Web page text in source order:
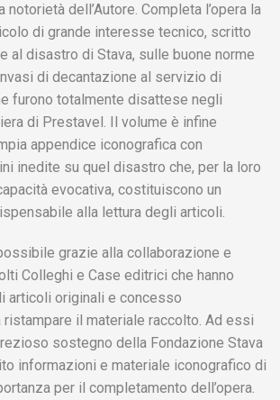
dell’Autore. Completa l’opera la
di grande interesse tecnico, scritto
al disastro di Stava, sulle buone norme
di decantazione al servizio di
furono totalmente disattese negli
di Prestavel. Il volume è infine
appendice iconografica con
inedite su quel disastro che, per la loro
evocativa, costituiscono un
alla lettura degli articoli.
grazie alla collaborazione e
Colleghi e Case editrici che hanno
articoli originali e concesso
ristampare il materiale raccolto. Ad essi
sostegno della Fondazione Stava
informazioni e materiale iconografico di
per il completamento dell’opera.